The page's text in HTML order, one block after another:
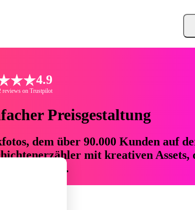
4.9
reviews on Trustpilot
Preisgestaltung
dem über 90.000 Kunden auf
mit kreativen Assets,
einsparen.